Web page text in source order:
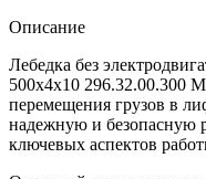
Описание
Лебедка без
500х4х10 296.32.00.300
перемещения грузов в
надежную и безопасную
ключевых аспектов